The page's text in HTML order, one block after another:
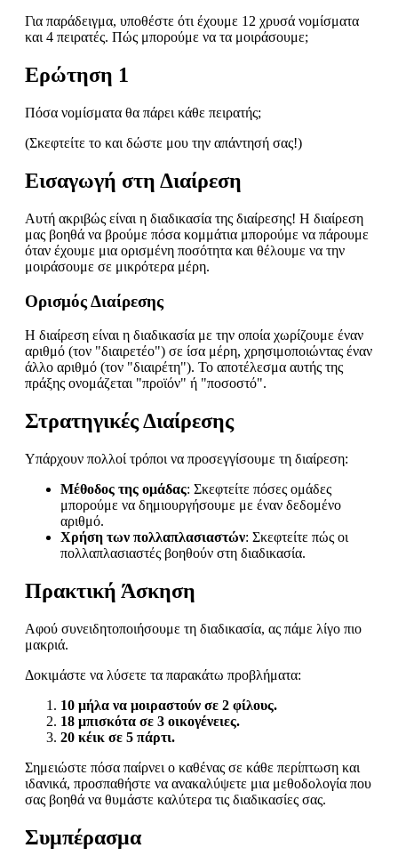
Για παράδειγμα, υποθέστε ότι έχουμε 12 χρυσά νομίσματα
και 4 πειρατές. Πώς μπορούμε να τα μοιράσουμε;
Ερώτηση 1
Πόσα νομίσματα θα πάρει κάθε πειρατής;
(Σκεφτείτε το και δώστε μου την απάντησή σας!)
Εισαγωγή στη Διαίρεση
Αυτή ακριβώς είναι η διαδικασία της διαίρεσης! Η διαίρεση
μας βοηθά να βρούμε πόσα κομμάτια μπορούμε να πάρουμε
όταν έχουμε μια ορισμένη ποσότητα και θέλουμε να την
μοιράσουμε σε μικρότερα μέρη.
Ορισμός Διαίρεσης
Η διαίρεση είναι η διαδικασία με την οποία χωρίζουμε έναν
αριθμό (τον "διαιρετέο") σε ίσα μέρη, χρησιμοποιώντας έναν
άλλο αριθμό (τον "διαιρέτη"). Το αποτέλεσμα αυτής της
πράξης ονομάζεται "προϊόν" ή "ποσοστό".
Στρατηγικές Διαίρεσης
Υπάρχουν πολλοί τρόποι να προσεγγίσουμε τη διαίρεση:
Μέθοδος της ομάδας: Σκεφτείτε πόσες ομάδες
μπορούμε να δημιουργήσουμε με έναν δεδομένο
αριθμό.
Χρήση των πολλαπλασιαστών: Σκεφτείτε πώς οι
πολλαπλασιαστές βοηθούν στη διαδικασία.
Πρακτική Άσκηση
Αφού συνειδητοποιήσουμε τη διαδικασία, ας πάμε λίγο πιο
μακριά.
Δοκιμάστε να λύσετε τα παρακάτω προβλήματα:
10 μήλα να μοιραστούν σε 2 φίλους.
18 μπισκότα σε 3 οικογένειες.
20 κέικ σε 5 πάρτι.
Σημειώστε πόσα παίρνει ο καθένας σε κάθε περίπτωση και
ιδανικά, προσπαθήστε να ανακαλύψετε μια μεθοδολογία που
σας βοηθά να θυμάστε καλύτερα τις διαδικασίες σας.
Συμπέρασμα